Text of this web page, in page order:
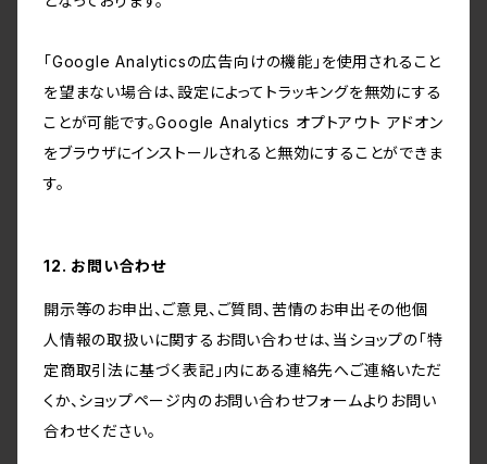
「Google Analyticsの広告向けの機能」を使用されること
を望まない場合は、設定によってトラッキングを無効にする
ことが可能です。Google Analytics オプトアウト アドオン
をブラウザにインストールされると無効にすることができま
す。
12. お問い合わせ
開示等のお申出、ご意見、ご質問、苦情のお申出その他個
人情報の取扱いに関するお問い合わせは、当ショップの「特
定商取引法に基づく表記」内にある連絡先へご連絡いただ
くか、ショップページ内のお問い合わせフォームよりお問い
合わせください。